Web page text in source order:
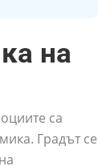
на
са
Градът се